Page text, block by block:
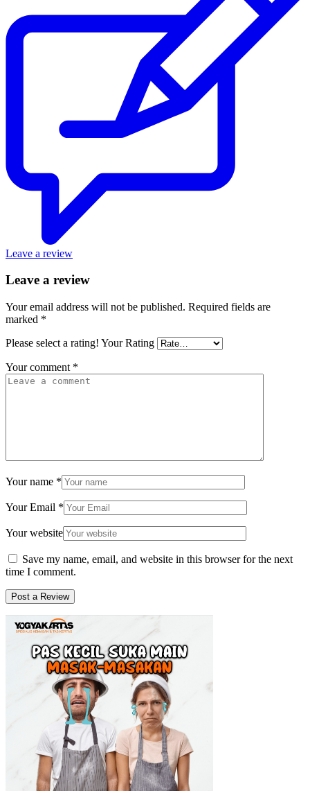
Leave a review
Leave a review
Your email address will not be published. Required fields are
marked *
Please select a rating! Your Rating
Your comment *
Your name *
Your Email *
Your website
Save my name, email, and website in this browser for the next
time I comment.